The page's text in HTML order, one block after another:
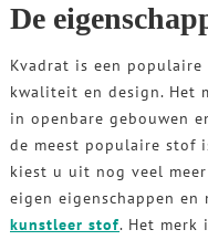
De
Kvadrat is een
kwaliteit en design. Het
in openbare gebouwen
de meest populaire stof
kiest u uit nog veel
eigen eigenschappen
kunstleer stof. Het merk